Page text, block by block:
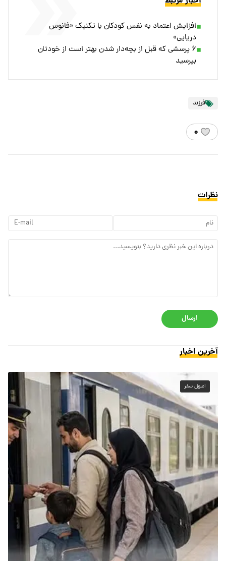
افزایش اعتماد به نفس کودکان با تکنیک «فانوس
دریایی»
۶ پرسشی که قبل از بچه‌دار شدن بهتر است از خودتان
بپرسید
فرزند
۰
نظرات
ارسال
آخرین اخبار
اصول سفر